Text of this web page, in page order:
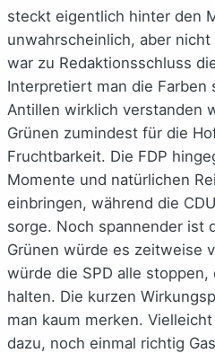
steckt eigentlich hinter den
unwahrscheinlich, aber
war zu Redaktionsschluss
Interpretiert man die Farben
Antillen wirklich verstanden
Grünen zumindest für die
Fruchtbarkeit. Die FDP
Momente und natürlichen
einbringen, während die
sorge. Noch spannender ist
Grünen würde es zeitweise
würde die SPD alle stoppen,
halten. Die kurzen
man kaum merken.
dazu, noch einmal richtig